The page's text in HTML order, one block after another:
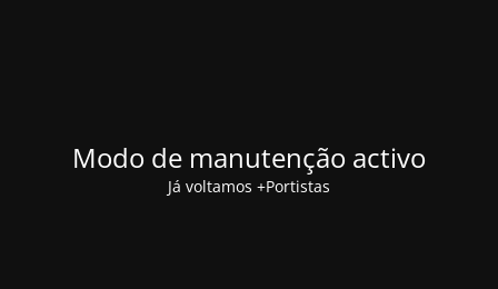
Modo de manutenção activo
Já voltamos +Portistas